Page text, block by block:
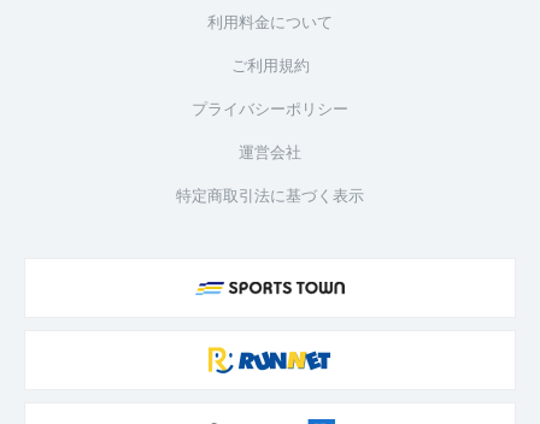
利用料金について
ご利用規約
プライバシーポリシー
運営会社
特定商取引法に基づく表示